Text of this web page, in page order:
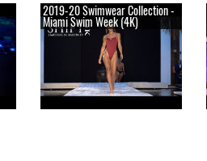
2019-20 Swimwear Collection -
Miami Swim Week (4K)